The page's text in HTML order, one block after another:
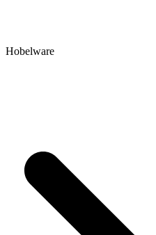
Hobelware